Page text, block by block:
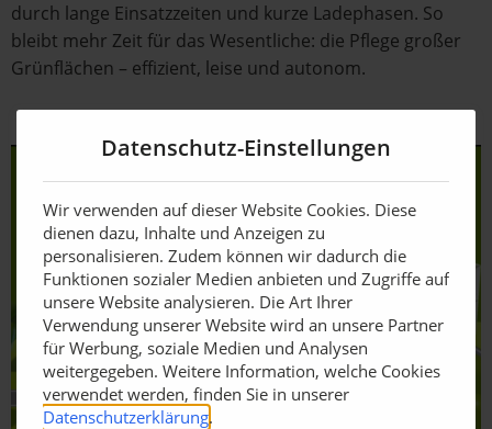
durch lange Einsatzzeiten und kurze Ladephasen. So
bleibt mehr Zeit für das Wesentliche: die Pflege großer
Grünflächen – effizient, leise und autonom.
Datenschutz-Einstellungen
Wir verwenden auf dieser Website Cookies. Diese
dienen dazu, Inhalte und Anzeigen zu
personalisieren. Zudem können wir dadurch die
Funktionen sozialer Medien anbieten und Zugriffe auf
unsere Website analysieren. Die Art Ihrer
Verwendung unserer Website wird an unsere Partner
für Werbung, soziale Medien und Analysen
weitergegeben. Weitere Information, welche Cookies
verwendet werden, finden Sie in unserer
Datenschutzerklärung.